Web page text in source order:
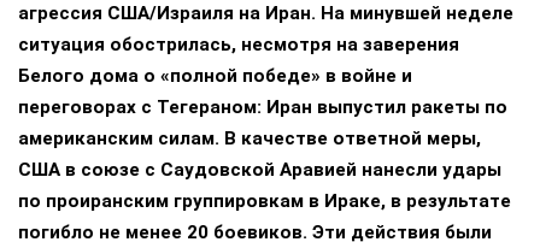
агрессия США/Израиля на Иран. На минувшей неделе
ситуация обострилась, несмотря на заверения
Белого дома о «полной победе» в войне и
переговорах с Тегераном: Иран выпустил ракеты по
американским силам. В качестве ответной меры,
США в союзе с Саудовской Аравией нанесли удары
по проиранским группировкам в Ираке, в результате
погибло не менее 20 боевиков. Эти действия были